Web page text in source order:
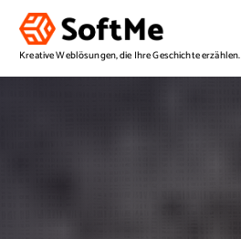
Kreative Weblösungen, die Ihre Geschichte erzählen.